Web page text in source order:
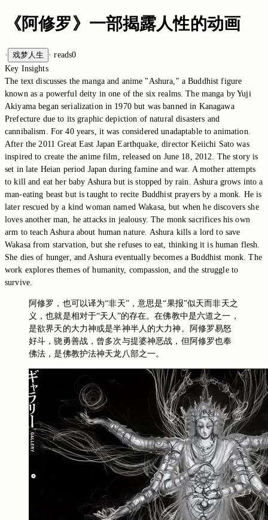
《阿修罗》一部揭露人性的动画
· 戏梦人生 · reads0
Key Insights
The text discusses the manga and anime "Ashura," a Buddhist figure
known as a powerful deity in one of the six realms. The manga by Yuji
Akiyama began serialization in 1970 but was banned in Kanagawa
Prefecture due to its graphic depiction of natural disasters and
cannibalism. For 40 years, it was considered unadaptable to animation.
After the 2011 Great East Japan Earthquake, director Keiichi Sato was
inspired to create the anime film, released on June 18, 2012. The story is
set in late Heian period Japan during famine and war. A mother attempts
to kill and eat her baby Ashura but is stopped by rain. Ashura grows into a
man-eating beast but is taught to recite Buddhist prayers by a monk. He is
later rescued by a kind woman named Wakasa, but when he discovers she
loves another man, he attacks in jealousy. The monk sacrifices his own
arm to teach Ashura about human nature. Ashura kills a lord to save
Wakasa from starvation, but she refuses to eat, thinking it is human flesh.
She dies of hunger, and Ashura eventually becomes a Buddhist monk. The
work explores themes of humanity, compassion, and the struggle to
survive.
阿修罗，也可以译为“非天”，意思是“果报”似天而非天之
义，也就是相对于“天人”的存在。在佛教中是六道之一，
是欲界天的大力神或是半神半人的大力神。阿修罗易怒
好斗，骁勇善战，曾多次与提婆神恶战，但阿修罗也奉
佛法，是佛教护法神天龙八部之一。